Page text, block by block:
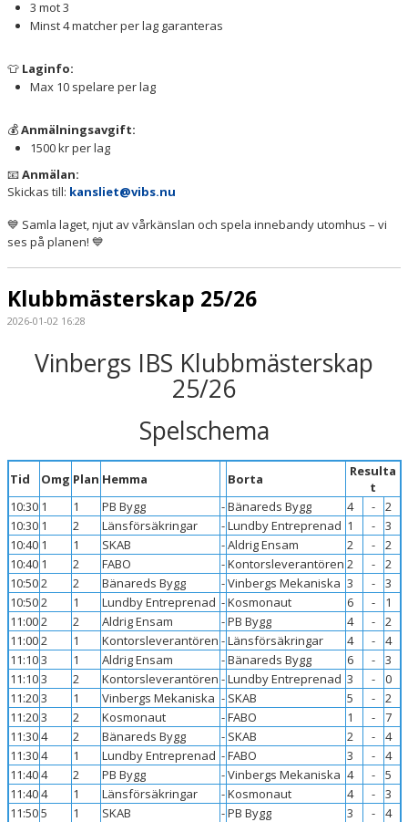
3 mot 3
Minst 4 matcher per lag garanteras
👕 Laginfo:
Max 10 spelare per lag
💰 Anmälningsavgift:
1500 kr per lag
📧 Anmälan:
Skickas till: kansliet@vibs.nu
💙 Samla laget, njut av vårkänslan och spela innebandy utomhus – vi
ses på planen! 💙
Klubbmästerskap 25/26
2026-01-02 16:28
Vinbergs IBS Klubbmästerskap
25/26
Spelschema
Tid Omg Plan Hemma Borta
Resulta
t
10:30 1 1 PB Bygg -Bänareds Bygg 4 -
2
10:30 1 2 Länsförsäkringar -Lundby Entreprenad 1 -
3
10:40 1 1 SKAB -Aldrig Ensam 2 -
2
10:40 1 2 FABO -Kontorsleverantören 2 -
2
10:502 2 Bänareds Bygg -Vinbergs Mekaniska 3 -
3
10:502 1 Lundby Entreprenad -Kosmonaut 6 -
1
11:002 2 Aldrig Ensam -PB Bygg 4 -
2
11:002 1 Kontorsleverantören -Länsförsäkringar 4 -
4
11:103 1 Aldrig Ensam -Bänareds Bygg 6 -
3
11:103 2 Kontorsleverantören -Lundby Entreprenad 3 -
0
11:203 1 Vinbergs Mekaniska - SKAB 5 -
2
11:203 2 Kosmonaut -FABO 1 -
7
11:304 2 Bänareds Bygg - SKAB 2 -
4
11:304 1 Lundby Entreprenad -FABO 3 -
4
11:404 2 PB Bygg -Vinbergs Mekaniska 4 -
5
11:404 1 Länsförsäkringar -Kosmonaut 4 -
3
11:505 1 SKAB -PB Bygg 3 -
4